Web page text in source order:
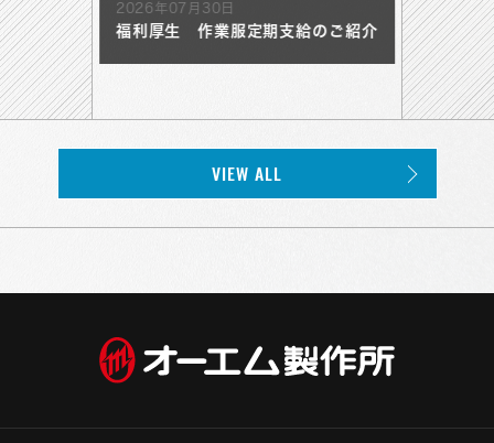
2026年07月30日
福利厚生 作業服定期支給のご紹介
2026年
【新潟
2026
VIEW ALL